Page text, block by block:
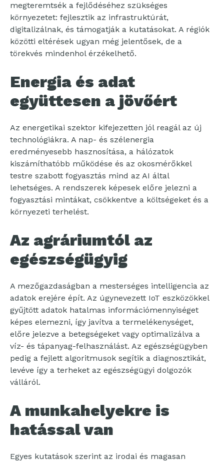
megteremtsék a fejlődéséhez szükséges
környezetet: fejlesztik az infrastruktúrát,
digitalizálnak, és támogatják a kutatásokat. A régiók
közötti eltérések ugyan még jelentősek, de a
törekvés mindenhol érzékelhető.
Energia és adat
együttesen a jövőért
Az energetikai szektor kifejezetten jól reagál az új
technológiákra. A nap- és szélenergia
eredményesebb hasznosítása, a hálózatok
kiszámíthatóbb működése és az okosmérőkkel
testre szabott fogyasztás mind az AI által
lehetséges. A rendszerek képesek előre jelezni a
fogyasztási mintákat, csökkentve a költségeket és a
környezeti terhelést.
Az agráriumtól az
egészségügyig
A mezőgazdaságban a mesterséges intelligencia az
adatok erejére épít. Az úgynevezett IoT eszközökkel
gyűjtött adatok hatalmas információmennyiséget
képes elemezni, így javítva a termelékenységet,
előre jelezve a betegségeket vagy optimalizálva a
víz- és tápanyag-felhasználást. Az egészségügyben
pedig a fejlett algoritmusok segítik a diagnosztikát,
levéve így a terheket az egészségügyi dolgozók
válláról.
A munkahelyekre is
hatással van
Egyes kutatások szerint az irodai és magasan